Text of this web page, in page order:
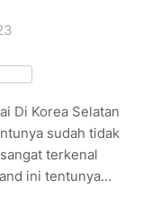
Di Korea Selatan
sudah tidak
terkenal
ini tentunya…